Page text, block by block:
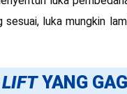
luka mungkin
LIFTYANG